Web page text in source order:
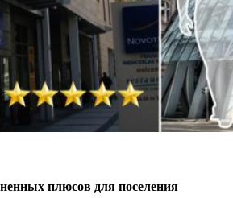
плюсов для поселения